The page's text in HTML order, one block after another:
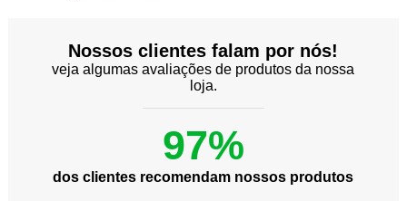
Nossos clientes falam por nós!
veja algumas avaliações de produtos da nossa
loja.
97%
dos clientes recomendam nossos produtos